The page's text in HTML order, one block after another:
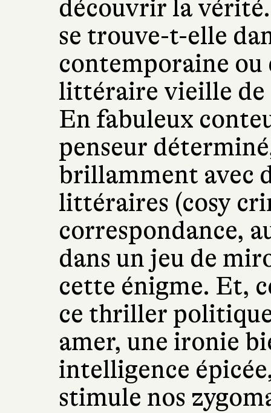
découvrir la
se trouve-t-elle
contemporaine ou
littéraire vieille de
En fabuleux
penseur
brillamment avec
littéraires (cosy
correspondance,
dans un jeu de
cette énigme. Et,
ce thriller
amer, une ironie
intelligence
stimule nos